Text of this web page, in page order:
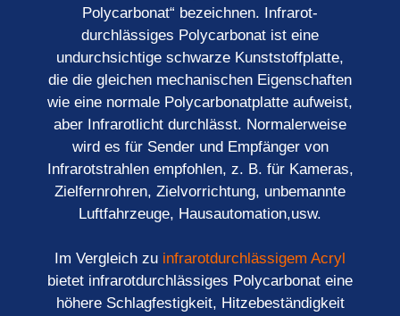
Polycarbonat“ bezeichnen. Infrarot-
durchlässiges Polycarbonat ist eine
undurchsichtige schwarze Kunststoffplatte,
die die gleichen mechanischen Eigenschaften
wie eine normale Polycarbonatplatte aufweist,
aber Infrarotlicht durchlässt. Normalerweise
wird es für Sender und Empfänger von
Infrarotstrahlen empfohlen, z. B. für Kameras,
Zielfernrohren, Zielvorrichtung, unbemannte
Luftfahrzeuge, Hausautomation,usw.
Im Vergleich zu infrarotdurchlässigem Acryl
bietet infrarotdurchlässiges Polycarbonat eine
höhere Schlagfestigkeit, Hitzebeständigkeit